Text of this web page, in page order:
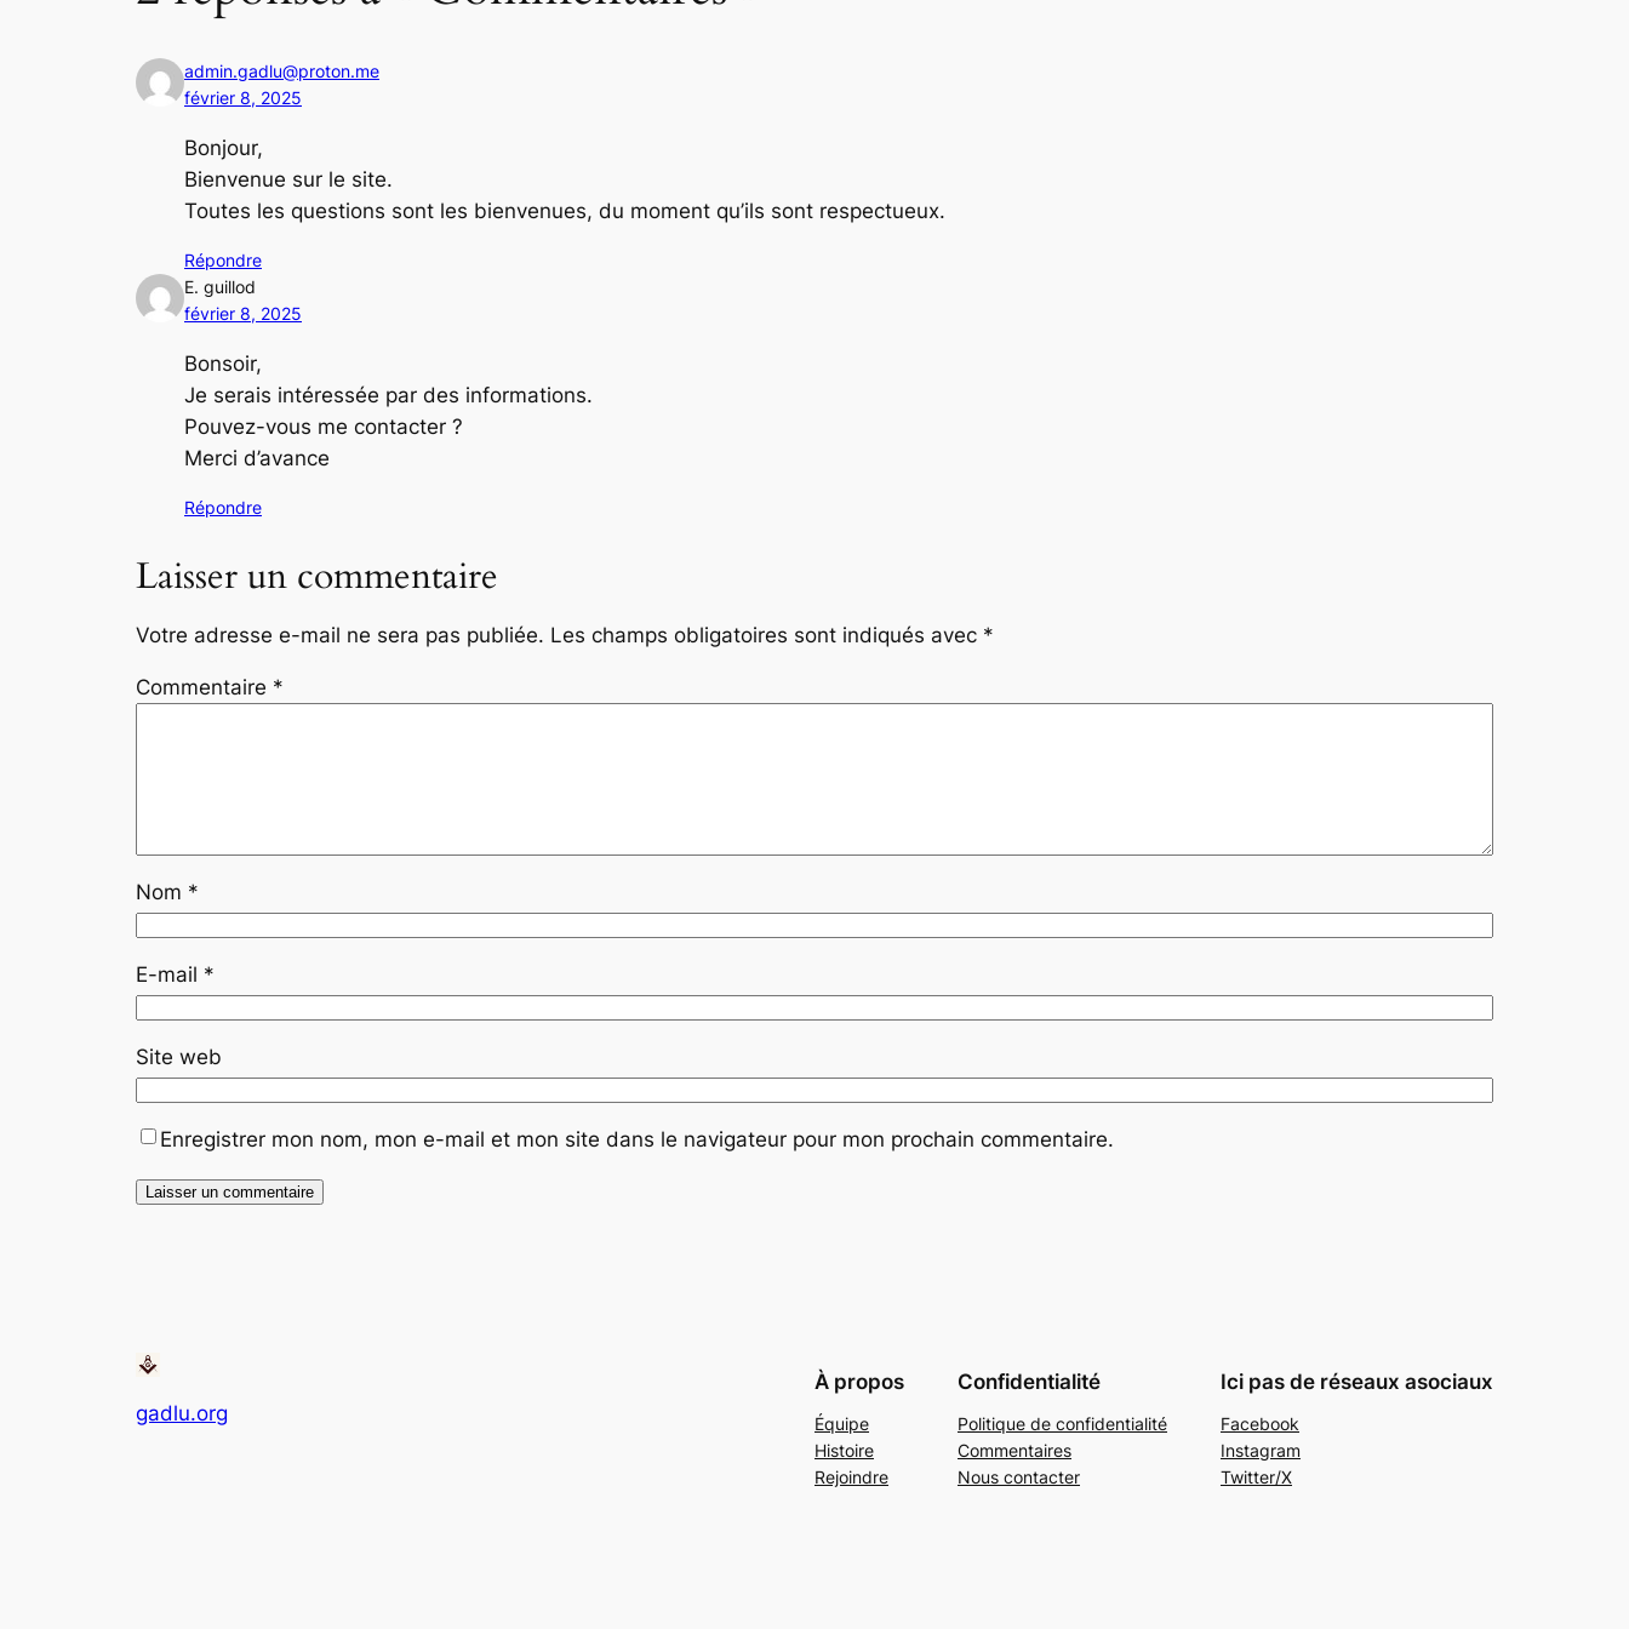
admin.gadlu@proton.me
février 8, 2025
Bonjour,
Bienvenue sur le site.
Toutes les questions sont les bienvenues, du moment qu’ils sont respectueux.
Répondre
E. guillod
février 8, 2025
Bonsoir,
Je serais intéressée par des informations.
Pouvez-vous me contacter ?
Merci d’avance
Répondre
Laisser un commentaire
Votre adresse e-mail ne sera pas publiée. Les champs obligatoires sont indiqués avec *
Commentaire *
Nom *
E-mail *
Site web
Enregistrer mon nom, mon e-mail et mon site dans le navigateur pour mon prochain commentaire.
gadlu.org
À propos
Équipe
Histoire
Rejoindre
Confidentialité
Politique de confidentialité
Commentaires
Nous contacter
Ici pas de réseaux asociaux
Facebook
Instagram
Twitter/X